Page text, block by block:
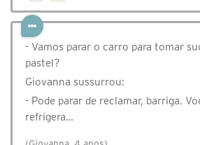
- Vamos parar o carro para tomar
pastel?
Giovanna sussurrou:
- Pode parar de reclamar, barriga.
refrigera…